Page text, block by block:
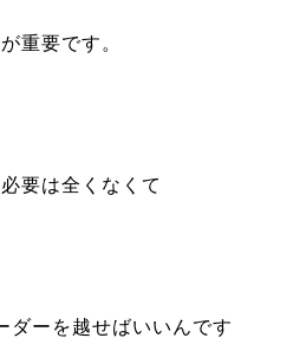
重要です。
要は全くなくて
ダーを越せばいいんです